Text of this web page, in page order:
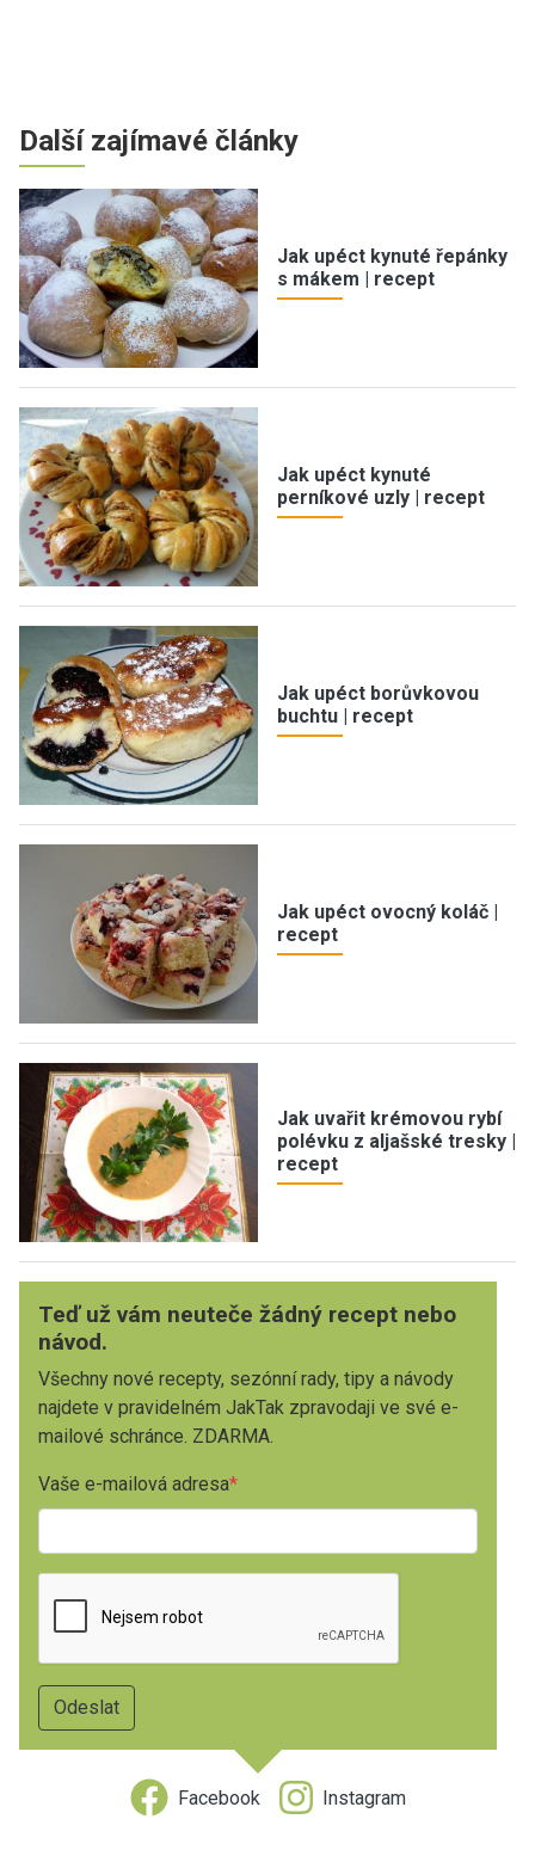
Další zajímavé články
Jak upéct kynuté řepánky
s mákem | recept
Jak upéct kynuté
perníkové uzly | recept
Jak upéct borůvkovou
buchtu | recept
Jak upéct ovocný koláč |
recept
Jak uvařit krémovou rybí
polévku z aljašské tresky |
recept
Teď už vám neuteče žádný recept nebo
návod.
Všechny nové recepty, sezónní rady, tipy a návody
najdete v pravidelném JakTak zpravodaji ve své e-
mailové schránce. ZDARMA.
Vaše e-mailová adresa
Facebook Instagram